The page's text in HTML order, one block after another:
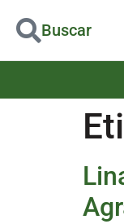
Buscar